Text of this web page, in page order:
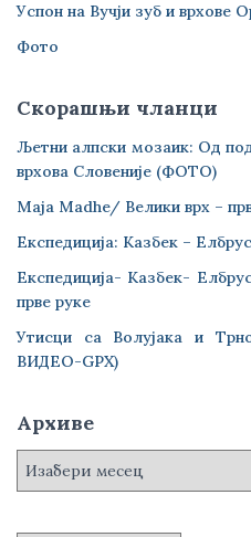
Успон на Вучји зуб и врхове
Фото
Скорашњи чланци
Љетни алпски мозаик: Од
врхова Словеније (ФОТО)
Maja Madhe/ Велики врх –
Експедиција: Казбек –
Експедиција- Казбек-
прве руке
Утисци са Волујака и
ВИДЕО-GPX)
Архиве
А